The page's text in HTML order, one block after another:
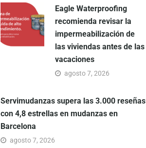
Eagle Waterproofing
recomienda revisar la
impermeabilización de
las viviendas antes de las
vacaciones
agosto 7, 2026
Servimudanzas supera las 3.000 reseñas
con 4,8 estrellas en mudanzas en
Barcelona
agosto 7, 2026